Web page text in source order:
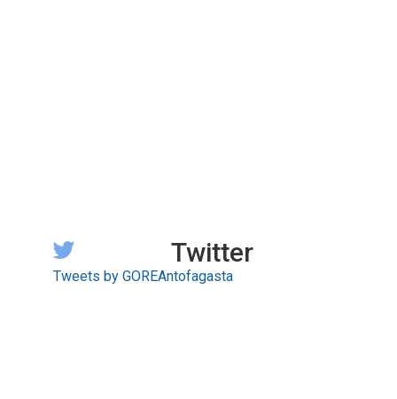
Twitter
Tweets by GOREAntofagasta